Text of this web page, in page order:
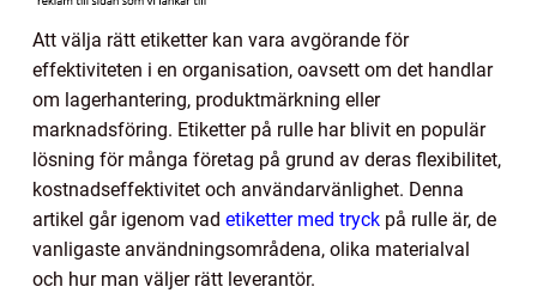
Att välja rätt etiketter kan vara avgörande för
effektiviteten i en organisation, oavsett om det handlar
om lagerhantering, produktmärkning eller
marknadsföring. Etiketter på rulle har blivit en populär
lösning för många företag på grund av deras flexibilitet,
kostnadseffektivitet och användarvänlighet. Denna
artikel går igenom vad etiketter med tryck på rulle är, de
vanligaste användningsområdena, olika materialval
och hur man väljer rätt leverantör.